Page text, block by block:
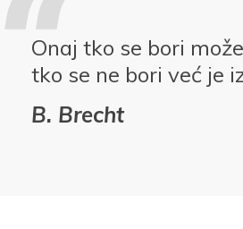
Onaj tko se bori
tko se ne bori već je
B. Brecht